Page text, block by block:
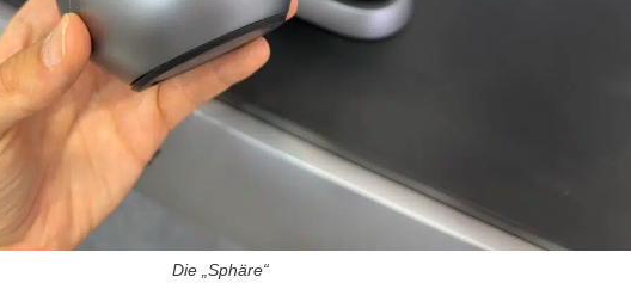
Die „Sphäre“